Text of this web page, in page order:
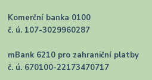
Komerční banka 0100
č. ú. 107-3029960287
mBank 6210 pro zahraniční platby
č. ú. 670100-22173470717